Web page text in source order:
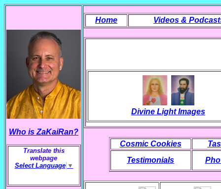
Who is ZaKaiRan?
Translate this
webpage
Select Language ▼
Home Videos &
Divine Light Images
Cosmic Cookies
Testimonials